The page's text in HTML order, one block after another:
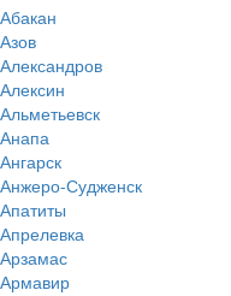
Абакан
Азов
Александров
Алексин
Альметьевск
Анапа
Ангарск
Анжеро-Судженск
Апатиты
Апрелевка
Арзамас
Армавир